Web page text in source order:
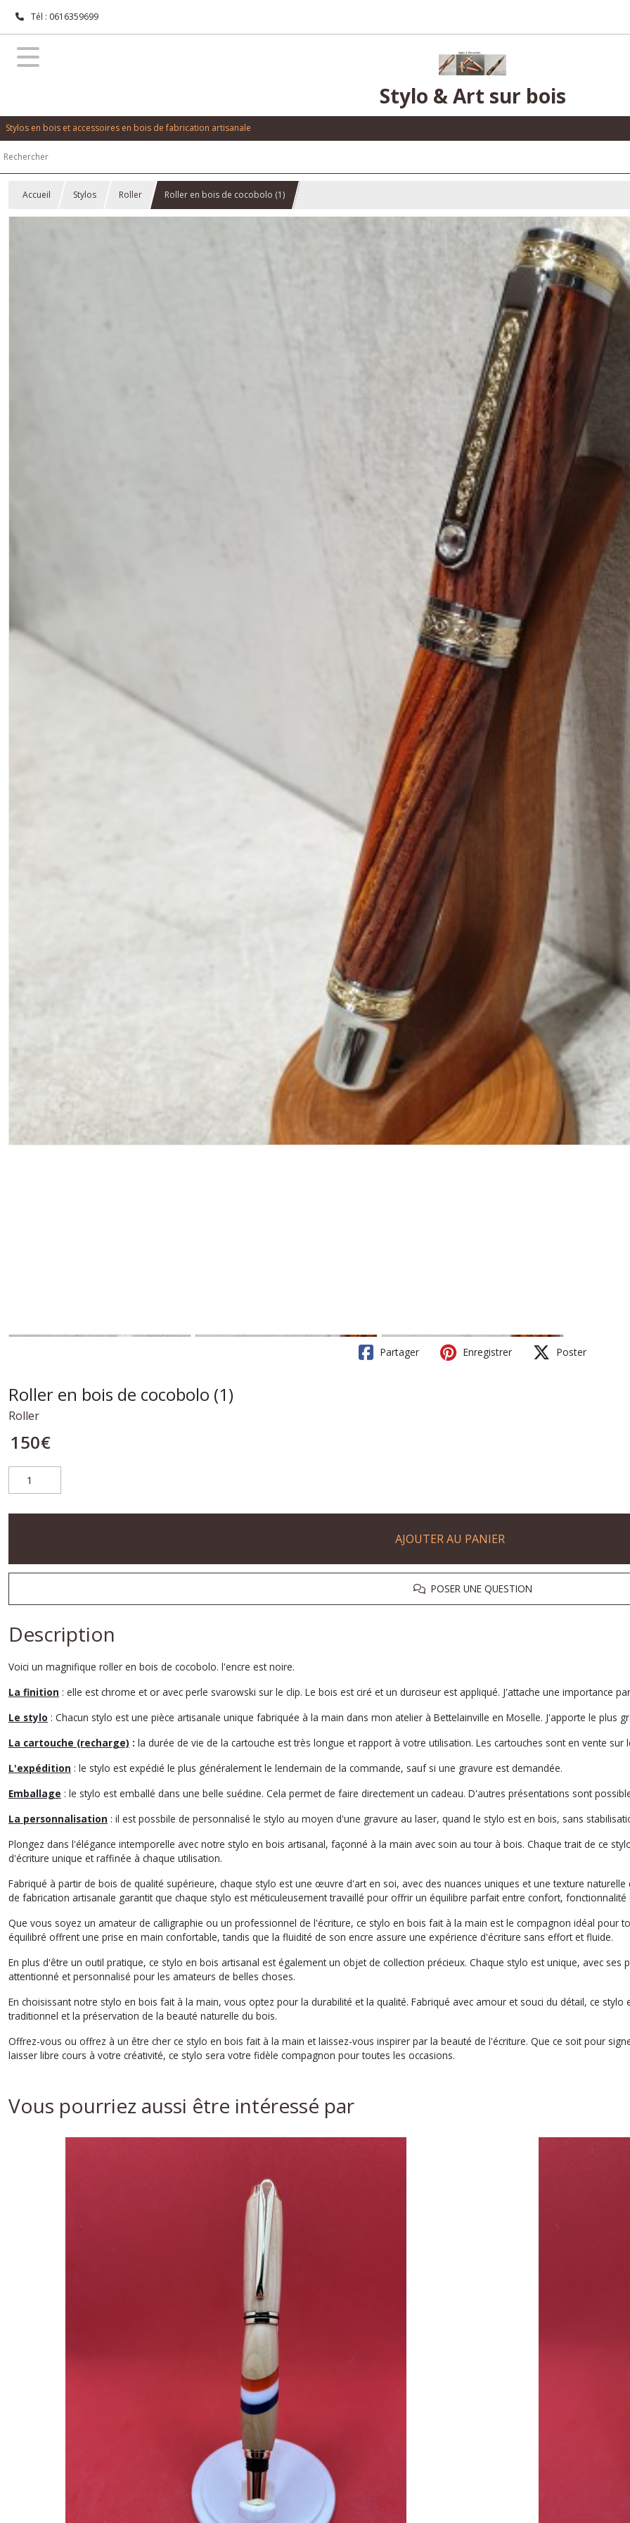
Tél : 0616359699
Stylo & Art sur bois
Stylos en bois et accessoires en bois de fabrication artisanale
Accueil Stylos Roller Roller en bois de cocobolo (1)
Partager Enregistrer Poster
Roller en bois de cocobolo (1)
Roller
150€
AJOUTER AU PANIER
POSER UNE QUESTION
Description
Voici un magnifique roller en bois de cocobolo. l'encre est noire.
La finition : elle est chrome et or avec perle svarowski sur le clip. Le bois est ciré et un durciseur est appliqué. J'attache une importance
Le stylo : Chacun stylo est une pièce artisanale unique fabriquée à la main dans mon atelier à Bettelainville en Moselle. J'apporte le plus
La cartouche (recharge) : la durée de vie de la cartouche est très longue et rapport à votre utilisation. Les cartouches sont en vente sur
L'expédition : le stylo est expédié le plus généralement le lendemain de la commande, sauf si une gravure est demandée.
Emballage : le stylo est emballé dans une belle suédine. Cela permet de faire directement un cadeau. D'autres présentations sont
La personnalisation : il est possbile de personnalisé le stylo au moyen d'une gravure au laser, quand le stylo est en bois, sans
Plongez dans l'élégance intemporelle avec notre stylo en bois artisanal, façonné à la main avec soin au tour à bois. Chaque trait de ce
d'écriture unique et raffinée à chaque utilisation.
Fabriqué à partir de bois de qualité supérieure, chaque stylo est une œuvre d'art en soi, avec des nuances uniques et une texture
de fabrication artisanale garantit que chaque stylo est méticuleusement travaillé pour offrir un équilibre parfait entre confort, fonctionnalité
Que vous soyez un amateur de calligraphie ou un professionnel de l'écriture, ce stylo en bois fait à la main est le compagnon idéal pour
équilibré offrent une prise en main confortable, tandis que la fluidité de son encre assure une expérience d'écriture sans effort et fluide.
En plus d'être un outil pratique, ce stylo en bois artisanal est également un objet de collection précieux. Chaque stylo est unique, avec ses
attentionné et personnalisé pour les amateurs de belles choses.
En choisissant notre stylo en bois fait à la main, vous optez pour la durabilité et la qualité. Fabriqué avec amour et souci du détail, ce
traditionnel et la préservation de la beauté naturelle du bois.
Offrez-vous ou offrez à un être cher ce stylo en bois fait à la main et laissez-vous inspirer par la beauté de l'écriture. Que ce soit pour
laisser libre cours à votre créativité, ce stylo sera votre fidèle compagnon pour toutes les occasions.
Vous pourriez aussi être intéressé par